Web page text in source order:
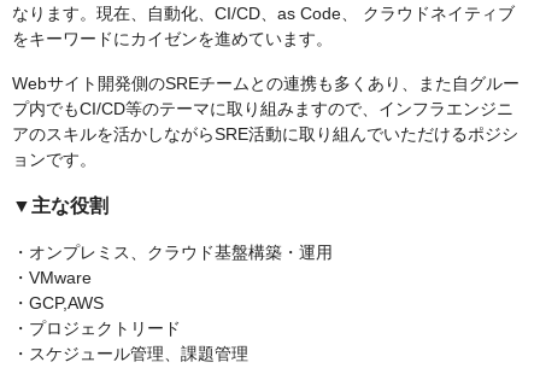
なります。現在、自動化、CI/CD、as Code、 クラウドネイティブ
をキーワードにカイゼンを進めています。
Webサイト開発側のSREチームとの連携も多くあり、また自グルー
プ内でもCI/CD等のテーマに取り組みますので、インフラエンジニ
アのスキルを活かしながらSRE活動に取り組んでいただけるポジシ
ョンです。
▼主な役割
・オンプレミス、クラウド基盤構築・運用
・VMware
・GCP,AWS
・プロジェクトリード
・スケジュール管理、課題管理